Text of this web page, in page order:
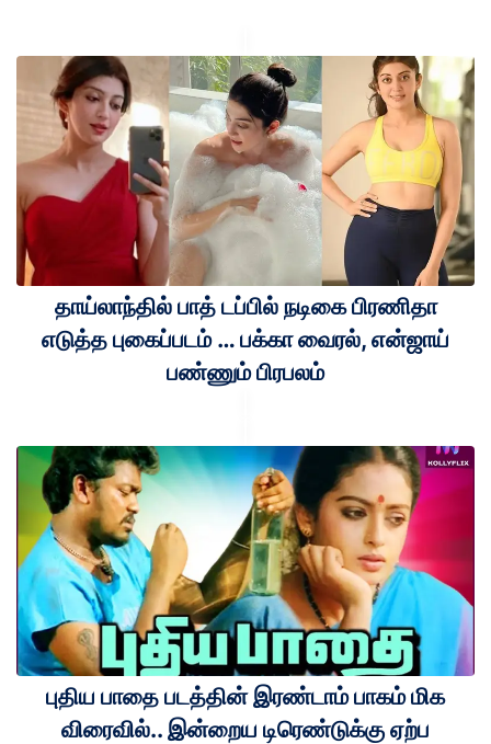
தாய்லாந்தில் பாத் டப்பில் நடிகை பிரணிதா
எடுத்த புகைப்படம் … பக்கா வைரல், என்ஜாய்
பண்ணும் பிரபலம்
புதிய பாதை படத்தின் இரண்டாம் பாகம் மிக
விரைவில்.. இன்றைய டிரெண்டுக்கு ஏற்ப